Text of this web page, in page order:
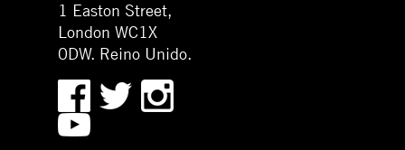
1 Easton Street,
London WC1X
0DW. Reino Unido.